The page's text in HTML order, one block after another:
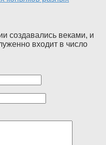
создавались веками, и
входит в число